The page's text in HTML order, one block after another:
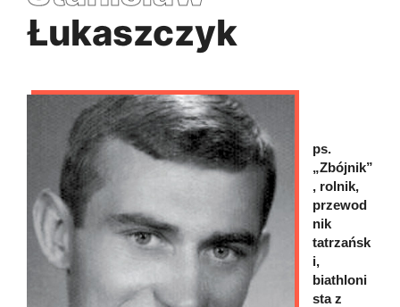
Łukaszczyk
ps.
„Zbójnik”
, rolnik,
przewod
nik
tatrzańsk
i,
biathloni
sta z